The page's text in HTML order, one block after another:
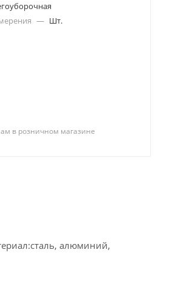
— Шт.
в розничном магазине
алюминий,